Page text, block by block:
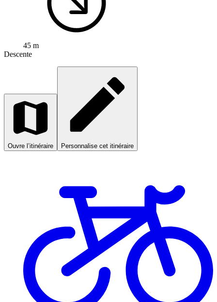
45 m
Descente
Ouvre l’itinéraire Personnalise cet itinéraire